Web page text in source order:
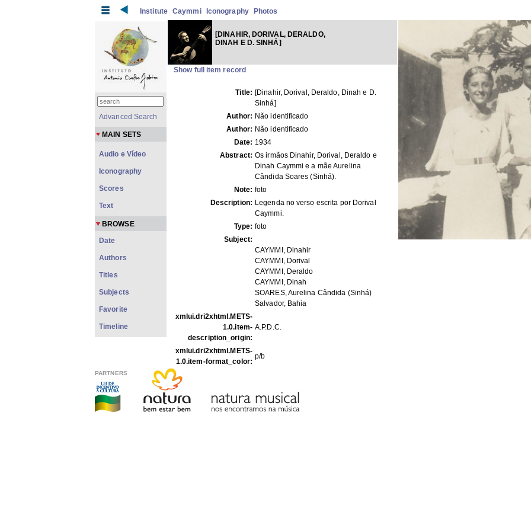
Institute Caymmi Iconography Photos
[DINAHIR, DORIVAL, DERALDO,
DINAH E D. SINHÁ]
Show full item record
Title: [Dinahir, Dorival, Deraldo, Dinah e D.
Sinhá]
Author: Não identificado
Author: Não identificado
Date: 1934
Abstract: Os irmãos Dinahir, Dorival, Deraldo e
Dinah Caymmi e a mãe Aurelina
Cândida Soares (Sinhá).
Note: foto
Description: Legenda no verso escrita por Dorival
Caymmi.
Type: foto
Subject:
CAYMMI, Dinahir
CAYMMI, Dorival
CAYMMI, Deraldo
CAYMMI, Dinah
SOARES, Aurelina Cândida (Sinhá)
Salvador, Bahia
xmlui.dri2xhtml.METS-
1.0.item-
description_origin:
A.P.D.C.
xmlui.dri2xhtml.METS-
1.0.item-format_color:
p/b
FILES IN THIS ITEM
Files
Size
Format
Advanced Search
MAIN SETS
Audio e Vídeo
Iconography
Scores
Text
BROWSE
Date
Authors
Titles
Subjects
Favorite
Timeline
PARTNERS